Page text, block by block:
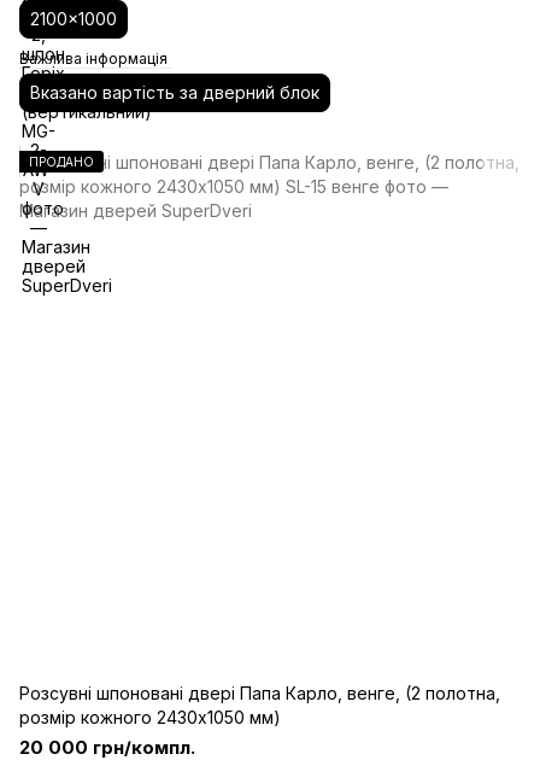
2100x1000
Важлива інформація
Вказано вартість за дверний блок
ПРОДАНО
Розсувні шпоновані двері Папа Карло, венге, (2 полотна,
розмір кожного 2430х1050 мм)
20 000 грн/компл.